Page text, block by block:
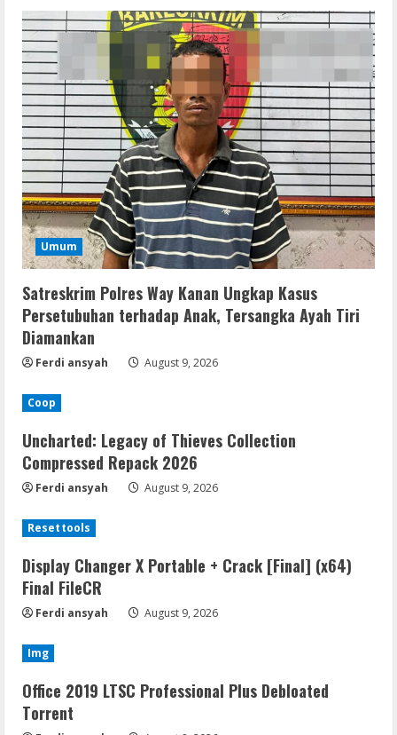
Umum
Satreskrim Polres Way Kanan Ungkap Kasus
Persetubuhan terhadap Anak, Tersangka Ayah Tiri
Diamankan
Ferdi ansyah August 9, 2026
Coop
Uncharted: Legacy of Thieves Collection
Compressed Repack 2026
Ferdi ansyah August 9, 2026
Resettools
Display Changer X Portable + Crack [Final] (x64)
Final FileCR
Ferdi ansyah August 9, 2026
Img
Office 2019 LTSC Professional Plus Debloated
Tоrrеnt